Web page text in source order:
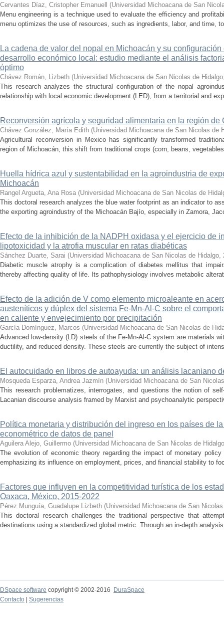
Cervantes Díaz, Cristopher Emanuell (Universidad Michoacana de San
Menu engineering is a technique used to evaluate the efficiency and
menu optimizes the use of resources, such as ingredients, labor, and time,
La cadena de valor del nopal en Michoacán y su
desarrollo económico local: estudio mediante el análisis
óptimo
Chávez Román, Lizbeth (Universidad Michoacana de San Nicolas de Hidalgo
This research analyzes the structural configuration of the nopal
relationship with local economic development (LED), from a territorial and
Reconversión agrícola y seguridad alimentaria en la región de
Chávez González, María Edith (Universidad Michoacana de San Nicolas de
Agricultural reconversion in Mexico has significantly transformed
region of Michoacán, this shift from traditional crops (corn, beans,
Huella hídrica azul y sustentabilidad en la agroindustria de
Michoacán
Rangel Argueta, Ana Rosa (Universidad Michoacana de San Nicolas de
This doctoral research analyzes the blue water footprint as an indicator to
the exporting agroindustry of the Michoacán Bajío, especially in Zamora,
Efecto de la inhibición de la NADPH oxidasa y el ejercicio de
lipotoxicidad y la atrofia muscular en ratas diabéticas
Sánchez Duarte, Sarai (Universidad Michoacana de San Nicolas de Hidalgo,
Diabetic muscle atrophy is a complication of diabetes mellitus that
thereby affecting quality of life. Its pathophysiology involves metabolic
Efecto de la adición de V como elemento microaleante en
austeníticos y dúplex del sistema Fe-Mn-Al-C sobre el
en caliente y envejecimiento por precipitación
García Domínguez, Marcos (Universidad Michoacana de San Nicolas de
Advanced low-density (LD) steels of the Fe-Mn-Al-C system are materials
ductility, and reduced density. These steels are currently the subject of
El autocuidado en libros de autoayuda: un análisis lacaniano
Mosqueda Esparza, Andrea Jazmín (Universidad Michoacana de San
This research problematizes, interrogates, and questions the notion of
Lacanian discourse analysis framed by Marxist and psychoanalytic
Política monetaria y distribución del ingreso en los países de
econométrico de datos de panel
Aguilera Alejo, Guillermo (Universidad Michoacana de San Nicolas de Hidalgo
The evolution of economic theory regarding the impact of monetary
emphasizing its influence on employment, prices, and financial stability to
Factores que influyen en la competitividad turística de los
Oaxaca, México, 2015-2022
Pérez Munguía, Guadalupe Lizbeth (Universidad Michoacana de San
This doctoral research challenges the traditional perspective that
destinations using a standardized global metric. Through an in-depth
DSpace software copyright © 2002-2016
DuraSpace
Contacto
Sugerencias